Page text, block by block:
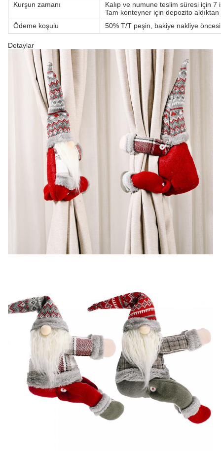
Kurşun zamanı
Kalıp ve numune teslim süresi için 7
Tam konteyner için depozito
Ödeme koşulu
50% T/T peşin, bakiye nakliye
Detaylar